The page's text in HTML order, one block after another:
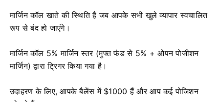
मार्जिन कॉल खाते की स्थिति है जब आपके सभी खुले व्यापार स्वचालित
रूप से बंद हो जाएंगे।
मार्जिन कॉल 5% मार्जिन स्तर (मुफ्त फंड से 5% + ओपन पोजीशन
मार्जिन) द्वारा ट्रिगर किया गया है।
उदाहरण के लिए, आपके बैलेंस में $1000 हैं और आप कई पोजिशन